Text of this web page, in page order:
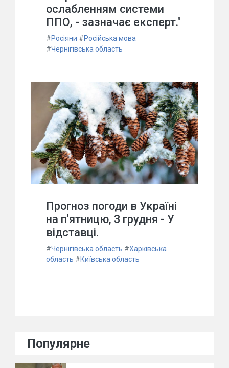
ослабленням системи
ППО, - зазначає експерт."
#Росіяни #Російська мова
#Чернігівська область
Прогноз погоди в Україні
на п'ятницю, 3 грудня - У
відставці.
#Чернігівська область #Харківська
область #Київська область
Популярне